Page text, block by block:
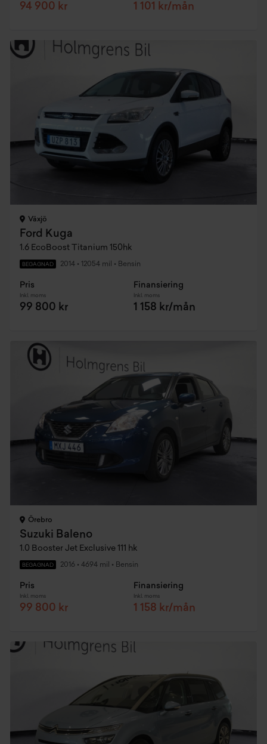
94 900 kr 1 101 kr/mån
Växjö
Ford Kuga
1.6 EcoBoost Titanium 150hk
BEGAGNAD 2014 • 12054 mil • Bensin
Pris
Inkl. moms
99 800 kr
Finansiering
Inkl. moms
1 158 kr/mån
Örebro
Suzuki Baleno
1.0 Booster Jet Exclusive 111 hk
BEGAGNAD 2016 • 4694 mil • Bensin
Pris
Inkl. moms
99 800 kr
Finansiering
Inkl. moms
1 158 kr/mån